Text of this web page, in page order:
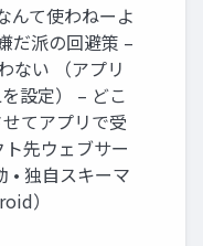
んて使わねーよ
だ派の回避策 –
ない （アプリ
設定） – どこ
てアプリで受
ト先ウェブサー
• 独自スキーマ
）